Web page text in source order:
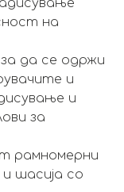
на
да се одржи
и
и
за
рамномерни
шасија со